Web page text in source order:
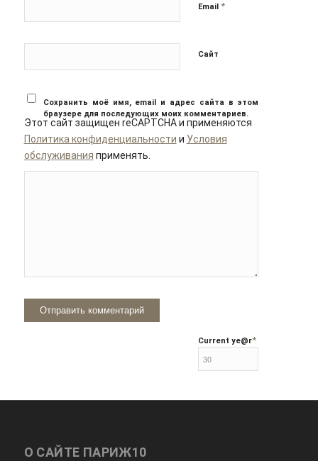
Email *
Сайт
Сохранить моё имя, email и адрес сайта в этом
браузере для последующих моих комментариев.
Этот сайт защищен reCAPTCHA и применяются
Политика конфиденциальности и Условия
обслуживания применять.
Current ye@r*
О САЙТЕ ПАРИЖ10